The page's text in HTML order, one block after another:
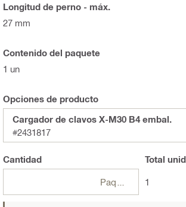
Longitud de perno - máx.
27 mm
Contenido del paquete
1 un
Opciones de producto
Cargador de clavos X-M30 B4 embal.
#2431817
Cantidad Total
1